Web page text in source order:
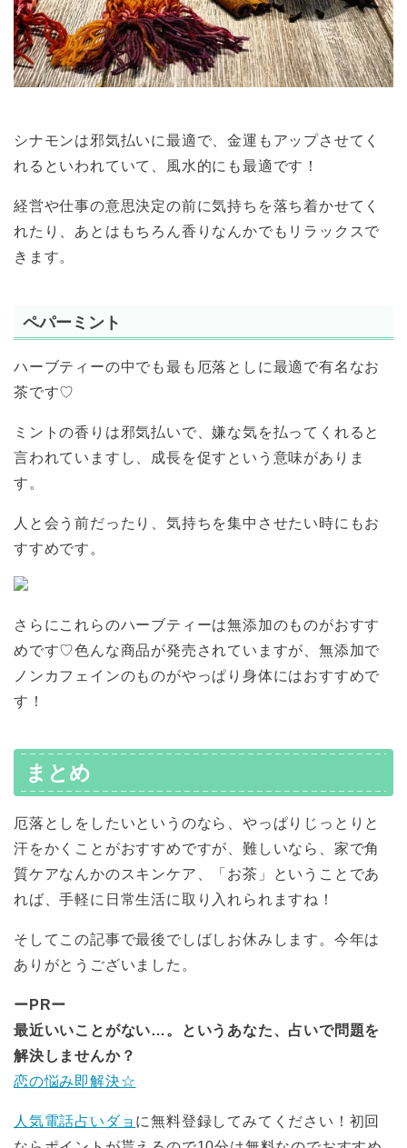
シナモンは邪気払いに最適で、金運もアップさせてく
れるといわれていて、風水的にも最適です！
経営や仕事の意思決定の前に気持ちを落ち着かせてく
れたり、あとはもちろん香りなんかでもリラックスで
きます。
ペパーミント
ハーブティーの中でも最も厄落としに最適で有名なお
茶です♡
ミントの香りは邪気払いで、嫌な気を払ってくれると
言われていますし、成長を促すという意味がありま
す。
人と会う前だったり、気持ちを集中させたい時にもお
すすめです。
さらにこれらのハーブティーは無添加のものがおすす
めです♡色んな商品が発売されていますが、無添加で
ノンカフェインのものがやっぱり身体にはおすすめで
す！
まとめ
厄落としをしたいというのなら、やっぱりじっとりと
汗をかくことがおすすめですが、難しいなら、家で角
質ケアなんかのスキンケア、「お茶」ということであ
れば、手軽に日常生活に取り入れられますね！
そしてこの記事で最後でしばしお休みします。今年は
ありがとうございました。
ーPRー
最近いいことがない…。というあなた、占いで問題を
解決しませんか？
恋の悩み即解決☆
人気電話占いダョ に無料登録してみてください！初回